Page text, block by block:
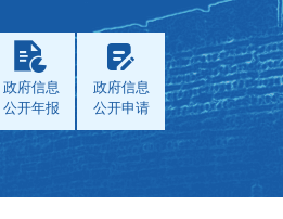
政府信息
公开年报
政府信息
公开申请